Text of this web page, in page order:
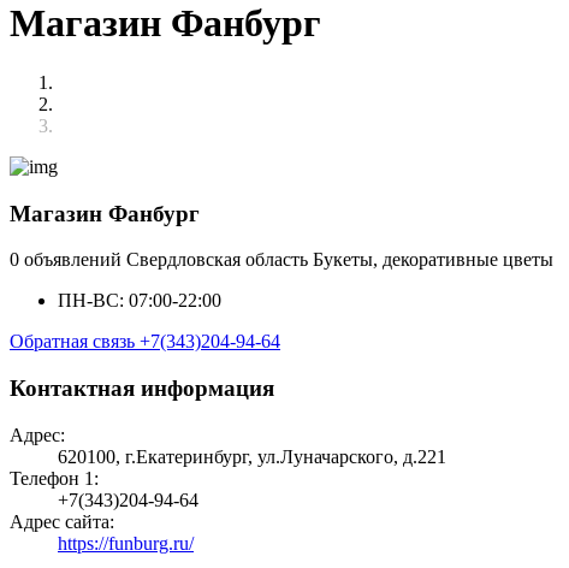
Магазин Фанбург
Магазин Фанбург
0 объявлений Свердловская область Букеты, декоративные цветы
ПН-ВС: 07:00-22:00
Обратная связь +7(343)204-94-64
Контактная информация
Адрес:
620100, г.Екатеринбург, ул.Луначарского, д.221
Телефон 1:
+7(343)204-94-64
Адрес сайта:
https://funburg.ru/